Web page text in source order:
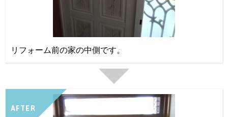
リフォーム前の家の中側です。
AFTER